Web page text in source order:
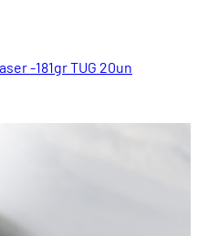
-181gr TUG 20un